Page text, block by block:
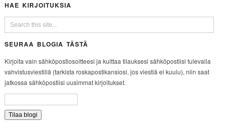
HAE KIRJOITUKSIA
SEURAA BLOGIA TÄSTÄ
Kirjoita vain sähköpostiosoitteesi ja kuittaa tilauksesi sähköpostiisi tulevalla
vahvistusviestillä (tarkista roskapostikansiosi, jos viestiä ei kuulu), niin saat
jatkossa sähköpostiisi uusimmat kirjoitukset.